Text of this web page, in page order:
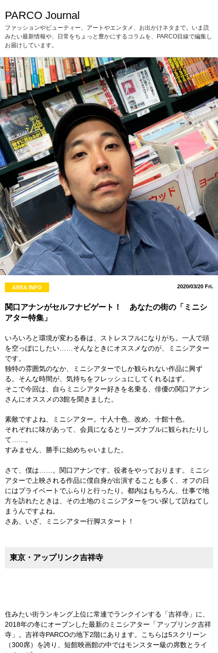
PARCO Journal
ファッションやビューティー、アートやエンタメ、お出かけネタまで。いま読
みたい最新情報や、日常をちょっと豊かにするコラムを、PARCO目線で編集し
お届けしています。
AREA INFO 2020/03/20 Fri.
関口アナンがセルフナビゲート！ あなたの街の「ミニシ
アター特集」
いろいろと環境が変わる春は、ストレスフルになりがち。一人で頭
を空っぽにしたい……そんなときにオススメなのが、ミニシアター
です。
独特の雰囲気のなか、ミニシアターでしか観られない作品に興ず
る。そんな時間が、気持ちをフレッシュにしてくれるはず。
そこで今回は、自らミニシアター好きを名乗る、俳優の関口アナン
さんにオススメの3館を聞きました。
素敵ですよね、ミニシアター。十人十色、改め、十館十色。
それぞれに味があって、会員になるとリーズナブルに観られたりし
て……。
すみません、勝手に始めちゃいました。
さて、僕は……。関口アナンです。役者をやっております。ミニシ
アターで上映される作品に僕自身が出演することも多く、オフの日
にはプライベートでふらりと行ったり。都内はもちろん、仕事で地
方を訪れたときは、その土地のミニシアターをつい探して訪ねてし
まうんですよね。
さあ、いざ、ミニシアター行脚スタート！
東京・アップリンク吉祥寺
住みたい街ランキング上位に常連でランクインする「吉祥寺」に、
2018年の冬にオープンした最新のミニシアター「アップリンク吉祥
寺」。吉祥寺PARCOの地下2階にあります。こちらは5スクリーン
（300席）を誇り、短館映画館の中ではモンスター級の席数とライ